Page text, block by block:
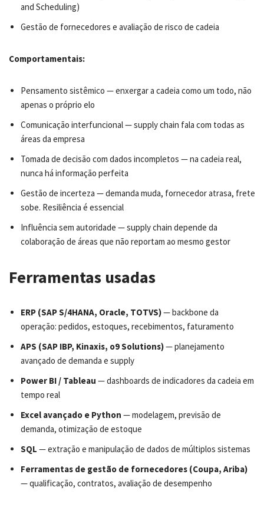
and Scheduling)
Gestão de fornecedores e avaliação de risco de cadeia
Comportamentais:
Pensamento sistêmico — enxergar a cadeia como um todo, não
apenas o próprio elo
Comunicação interfuncional — supply chain fala com todas as
áreas da empresa
Tomada de decisão com dados incompletos — na cadeia real,
nunca há informação perfeita
Gestão de incerteza — demanda muda, fornecedor atrasa, frete
sobe. Resiliência é essencial
Influência sem autoridade — supply chain depende da
colaboração de áreas que não reportam ao mesmo gestor
Ferramentas usadas
ERP (SAP S/4HANA, Oracle, TOTVS)— backbone da
operação: pedidos, estoques, recebimentos, faturamento
APS (SAP IBP, Kinaxis, o9 Solutions)— planejamento
avançado de demanda e supply
Power BI / Tableau — dashboards de indicadores da cadeia em
tempo real
Excel avançado e Python — modelagem, previsão de
demanda, otimização de estoque
SQL — extração e manipulação de dados de múltiplos sistemas
Ferramentas de gestão de fornecedores (Coupa, Ariba)
— qualificação, contratos, avaliação de desempenho